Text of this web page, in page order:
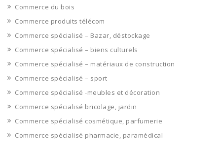
Commerce du bois
Commerce produits télécom
Commerce spécialisé – Bazar, déstockage
Commerce spécialisé – biens culturels
Commerce spécialisé – matériaux de construction
Commerce spécialisé – sport
Commerce spécialisé -meubles et décoration
Commerce spécialisé bricolage, jardin
Commerce spécialisé cosmétique, parfumerie
Commerce spécialisé pharmacie, paramédical